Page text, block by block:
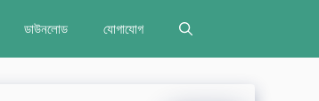
ডাউনলোড যোগাযোগ